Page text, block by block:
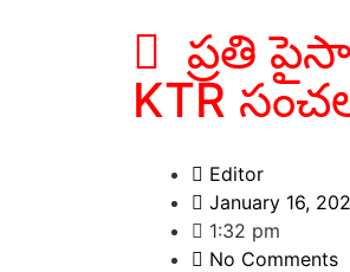
ప్రతి
KTR
Editor
January 16,
1:32 pm
No Comments